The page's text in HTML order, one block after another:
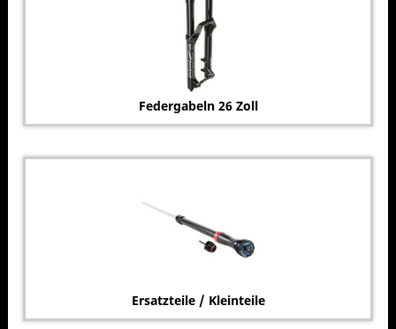
Federgabeln 26 Zoll
Ersatzteile / Kleinteile